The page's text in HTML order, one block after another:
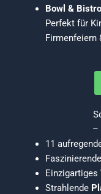
Bowl & Bistro
Perfekt für
Firmenfeiern
–
11
Faszinierende
Einzigartiges
Strahlende